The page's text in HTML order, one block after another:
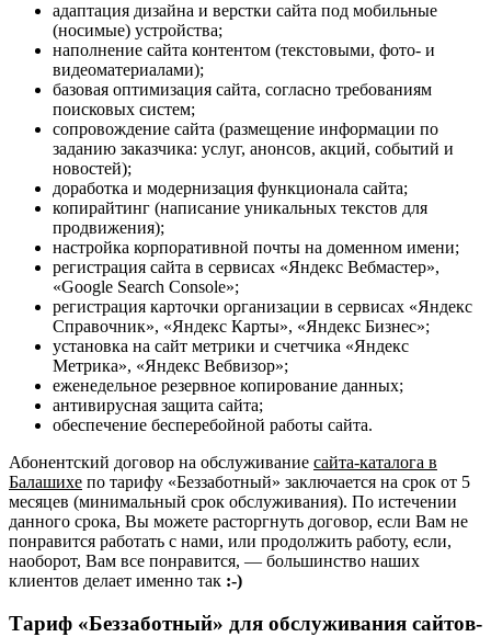
адаптация дизайна и верстки сайта под мобильные
(носимые) устройства;
наполнение сайта контентом (текстовыми, фото- и
видеоматериалами);
базовая оптимизация сайта, согласно требованиям
поисковых систем;
сопровождение сайта (размещение информации по
заданию заказчика: услуг, анонсов, акций, событий и
новостей);
доработка и модернизация функционала сайта;
копирайтинг (написание уникальных текстов для
продвижения);
настройка корпоративной почты на доменном имени;
регистрация сайта в сервисах «Яндекс Вебмастер»,
«Google Search Console»;
регистрация карточки организации в сервисах «Яндекс
Справочник», «Яндекс Карты», «Яндекс Бизнес»;
установка на сайт метрики и счетчика «Яндекс
Метрика», «Яндекс Вебвизор»;
еженедельное резервное копирование данных;
антивирусная защита сайта;
обеспечение бесперебойной работы сайта.
Абонентский договор на обслуживание сайта-каталога в
Балашихе по тарифу «Беззаботный» заключается на срок от 5
месяцев (минимальный срок обслуживания). По истечении
данного срока, Вы можете расторгнуть договор, если Вам не
понравится работать с нами, или продолжить работу, если,
наоборот, Вам все понравится, — большинство наших
клиентов делает именно так :-)
Тариф «Беззаботный» для обслуживания сайтов-